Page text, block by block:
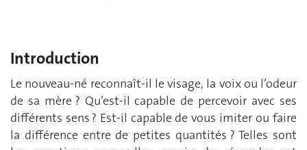
Introduction
Le nouveau-né reconnaît-il le visage, la voix ou l’odeur
de sa mère ? Qu’est-il capable de percevoir avec ses
différents sens ? Est-il capable de vous imiter ou faire
la différence entre de petites quantités ? Telles sont